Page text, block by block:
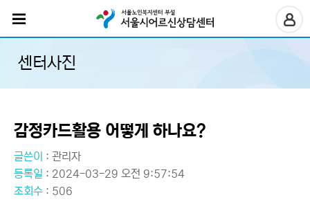
센터사진
감정카드활용 어떻게 하나요?
글쓴이 : 관리자
등록일 : 2024-03-29 오전 9:57:54
조회수 : 506